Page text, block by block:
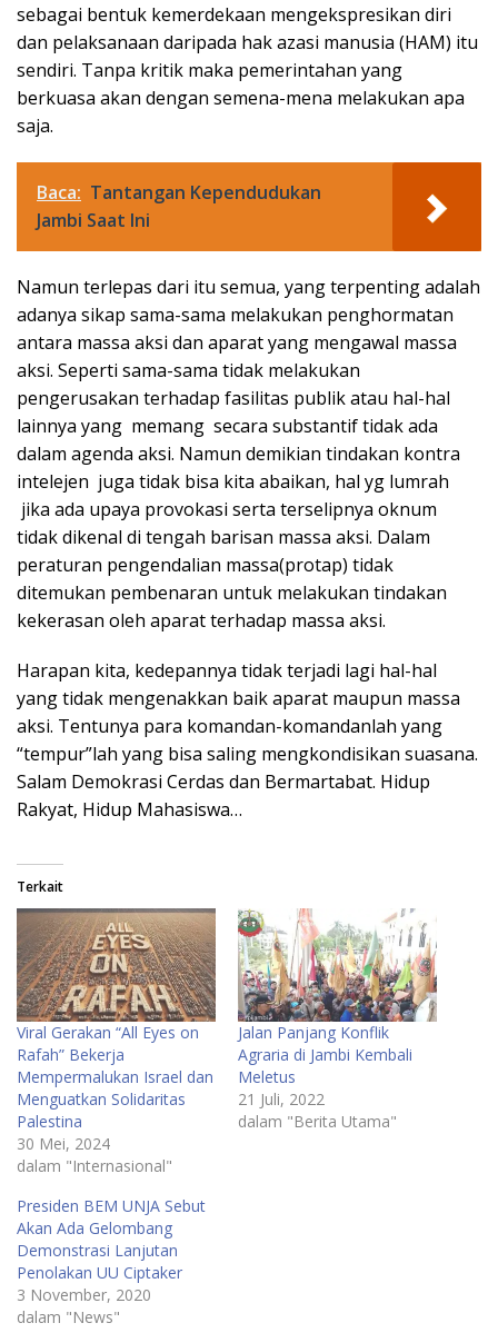
sebagai bentuk kemerdekaan mengekspresikan diri
dan pelaksanaan daripada hak azasi manusia (HAM) itu
sendiri. Tanpa kritik maka pemerintahan yang
berkuasa akan dengan semena-mena melakukan apa
saja.
Baca: Tantangan Kependudukan
Jambi Saat Ini
Namun terlepas dari itu semua, yang terpenting adalah
adanya sikap sama-sama melakukan penghormatan
antara massa aksi dan aparat yang mengawal massa
aksi. Seperti sama-sama tidak melakukan
pengerusakan terhadap fasilitas publik atau hal-hal
lainnya yang memang secara substantif tidak ada
dalam agenda aksi. Namun demikian tindakan kontra
intelejen juga tidak bisa kita abaikan, hal yg lumrah
jika ada upaya provokasi serta terselipnya oknum
tidak dikenal di tengah barisan massa aksi. Dalam
peraturan pengendalian massa(protap) tidak
ditemukan pembenaran untuk melakukan tindakan
kekerasan oleh aparat terhadap massa aksi.
Harapan kita, kedepannya tidak terjadi lagi hal-hal
yang tidak mengenakkan baik aparat maupun massa
aksi. Tentunya para komandan-komandanlah yang
“tempur”lah yang bisa saling mengkondisikan suasana.
Salam Demokrasi Cerdas dan Bermartabat. Hidup
Rakyat, Hidup Mahasiswa…
Terkait
Viral Gerakan “All Eyes on
Rafah” Bekerja
Mempermalukan Israel dan
Menguatkan Solidaritas
Palestina
30 Mei, 2024
dalam "Internasional"
Jalan Panjang Konflik
Agraria di Jambi Kembali
Meletus
21 Juli, 2022
dalam "Berita Utama"
Presiden BEM UNJA Sebut
Akan Ada Gelombang
Demonstrasi Lanjutan
Penolakan UU Ciptaker
3 November, 2020
dalam "News"